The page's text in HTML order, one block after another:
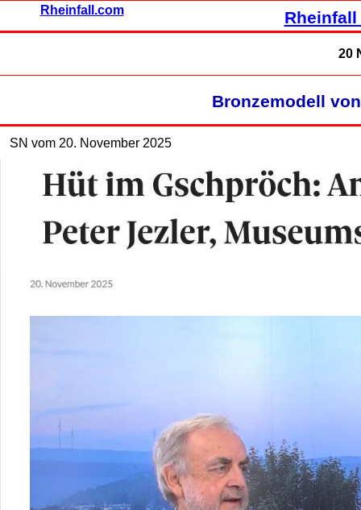
Rheinfall.com
20
Bronzemodell
SN vom 20. November 2025